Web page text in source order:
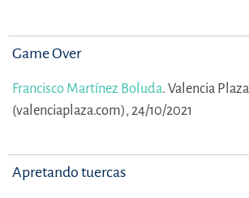
Game Over
Francisco Martínez Boluda. Valencia Plaza
(valenciaplaza.com), 24/10/2021
Apretando tuercas